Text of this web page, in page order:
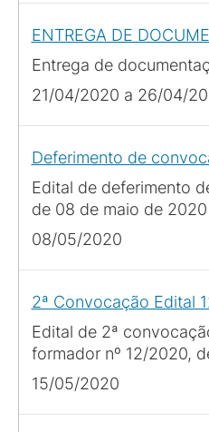
ENTREGA DE
Entrega de
21/04/2020 a 26/04/
Deferimento de
Edital de deferimento
de 08 de maio de 2020
08/05/2020
2ª Convocação Edital
Edital de 2ª
formador nº 12/2020,
15/05/2020